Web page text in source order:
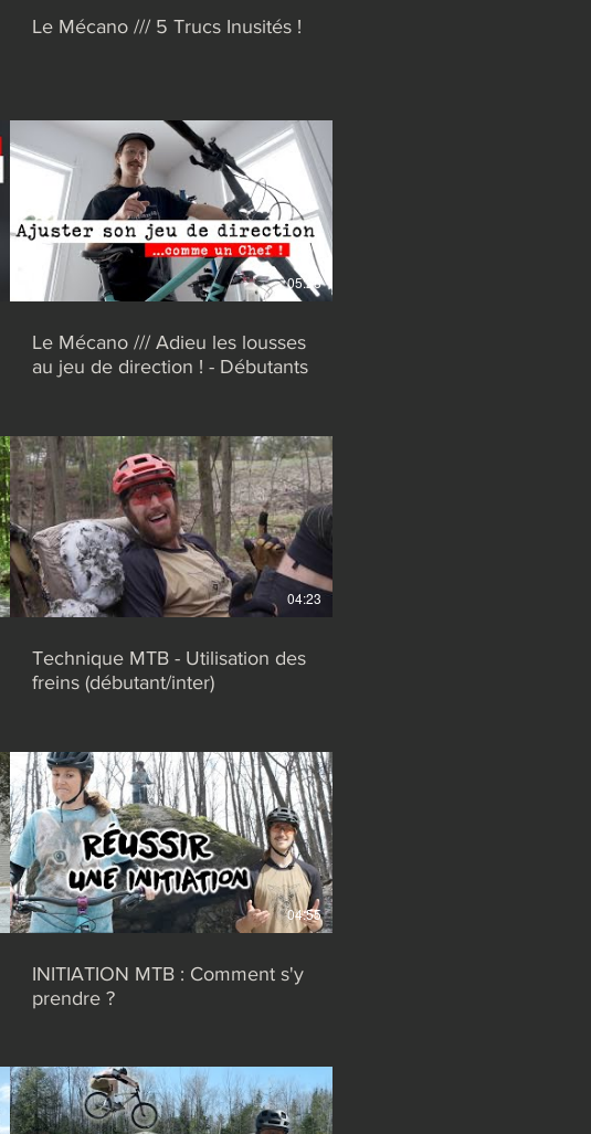
Le Mécano /// 5 Trucs Inusités !
05:28
Le Mécano /// Adieu les lousses
au jeu de direction ! - Débutants
04:23
Technique MTB - Utilisation des
freins (débutant/inter)
04:55
INITIATION MTB : Comment s'y
prendre ?